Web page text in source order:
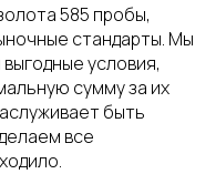
585 пробы,
стандарты. Мы
условия,
сумму за их
быть
все